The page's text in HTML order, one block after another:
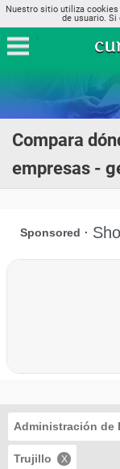
Nuestro sitio utiliza
de usuario. Si
Compara
empresas -
Administración de
Trujillo